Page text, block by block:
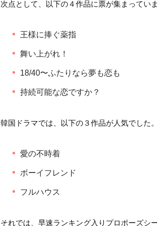
次点として、以下の４作品に票が集まっていま
王様に捧ぐ薬指
舞い上がれ！
18/40〜ふたりなら夢も恋も
持続可能な恋ですか？
韓国ドラマでは、以下の３作品が人気でした。
愛の不時着
ボーイフレンド
フルハウス
それでは、早速ランキング入りプロポーズシ